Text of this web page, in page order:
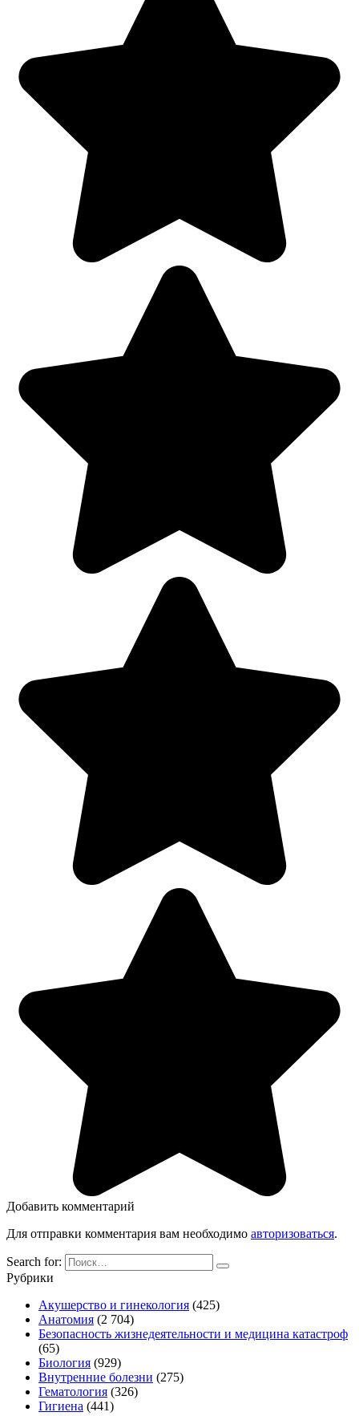
Добавить комментарий
Для отправки комментария вам необходимо авторизоваться.
Search for:
Рубрики
Акушерство и гинекология (425)
Анатомия (2 704)
Безопасность жизнедеятельности и медицина катастроф
(65)
Биология (929)
Внутренние болезни (275)
Гематология (326)
Гигиена (441)